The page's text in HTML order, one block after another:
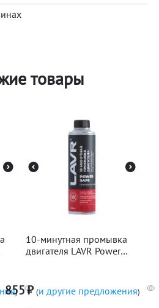
товары
)
10-минутная промывка
двигателя LAVR Power
855₽ (и другие предложения)